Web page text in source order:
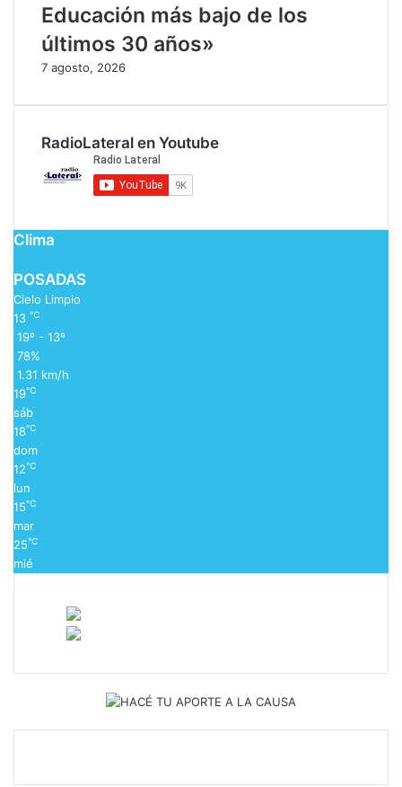
Educación más bajo de los
últimos 30 años»
7 agosto, 2026
RadioLateral en Youtube
Clima
POSADAS
Cielo Limpio
13 ℃
19º - 13º
78%
1.31 km/h
19℃
sáb
18℃
dom
12℃
lun
15℃
mar
25℃
mié